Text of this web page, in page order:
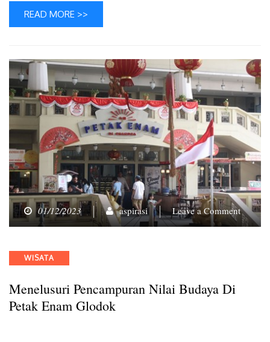
READ MORE >>
01/12/2023 aspirasi Leave a Commenton
Categories
WISATA
Menelusuri Pencampuran Nilai Budaya Di
Petak Enam Glodok